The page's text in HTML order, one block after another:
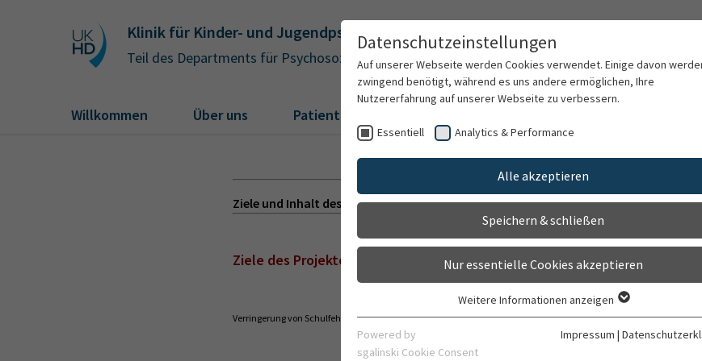
Klinik für Kinder- und Jugendpsychiatrie, Psychosomatik und Psychotherapie
Teil des Departments für Psychosoziale Medizin, Prävention und Familiengesundheit
Willkommen Über uns Patientenversorgung
Ziele und Inhalt des Projektes
Ziele des Projektes
Verringerung von Schulfehlzeiten und Förderung der seelischen Gesundheit bei Jugendlichen in verschiedenen
Datenschutzeinstellungen
Auf unserer Webseite werden Cookies verwendet. Einige davon
zwingend benötigt, während es uns andere ermöglichen, Ihre
Nutzererfahrung auf unserer Webseite zu verbessern.
Essentiell Analytics & Performance
Alle akzeptieren
Speichern & schließen
Nur essentielle Cookies akzeptieren
Essentielle Cookies werden für grundlegende Funktionen der
benötigt. Dadurch ist gewährleistet, dass die Webseite einwandfrei
Weitere Informationen anzeigen
Powered by
sgalinski Cookie Consent
Impressum |